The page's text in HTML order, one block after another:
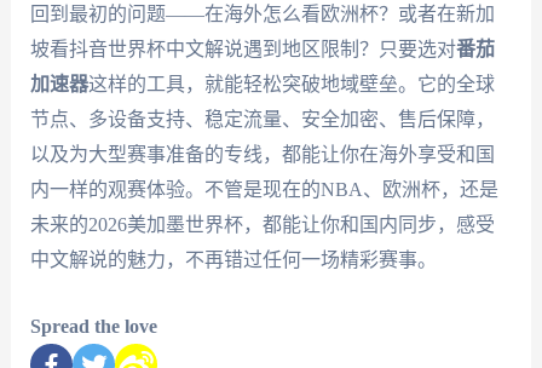
回到最初的问题——在海外怎么看欧洲杯？或者在新加
坡看抖音世界杯中文解说遇到地区限制？只要选对番茄
加速器这样的工具，就能轻松突破地域壁垒。它的全球
节点、多设备支持、稳定流量、安全加密、售后保障，
以及为大型赛事准备的专线，都能让你在海外享受和国
内一样的观赛体验。不管是现在的NBA、欧洲杯，还是
未来的2026美加墨世界杯，都能让你和国内同步，感受
中文解说的魅力，不再错过任何一场精彩赛事。
Spread the love